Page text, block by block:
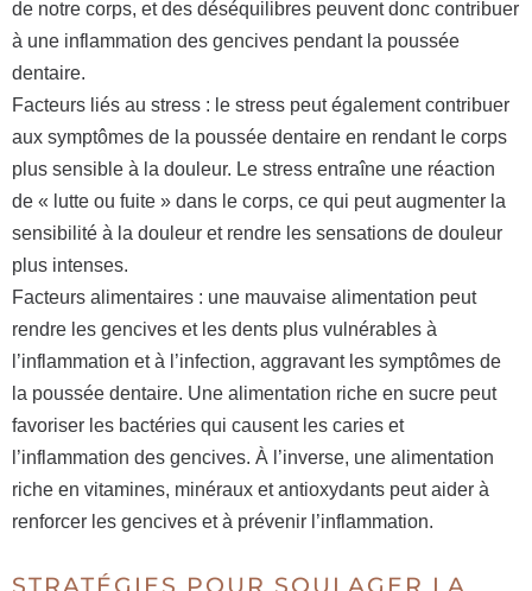
de notre corps, et des déséquilibres peuvent donc contribuer
à une inflammation des gencives pendant la poussée
dentaire.
Facteurs liés au stress : le stress peut également contribuer
aux symptômes de la poussée dentaire en rendant le corps
plus sensible à la douleur. Le stress entraîne une réaction
de « lutte ou fuite » dans le corps, ce qui peut augmenter la
sensibilité à la douleur et rendre les sensations de douleur
plus intenses.
Facteurs alimentaires : une mauvaise alimentation peut
rendre les gencives et les dents plus vulnérables à
l’inflammation et à l’infection, aggravant les symptômes de
la poussée dentaire. Une alimentation riche en sucre peut
favoriser les bactéries qui causent les caries et
l’inflammation des gencives. À l’inverse, une alimentation
riche en vitamines, minéraux et antioxydants peut aider à
renforcer les gencives et à prévenir l’inflammation.